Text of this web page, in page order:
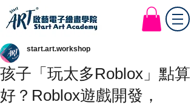
Start Art Workshop
孩子「玩太多Roblox」點算
好？Roblox遊戲開發，
start.art.workshop